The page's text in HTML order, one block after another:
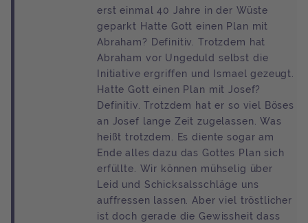
erst einmal 40 Jahre in der Wüste
geparkt Hatte Gott einen Plan mit
Abraham? Definitiv. Trotzdem hat
Abraham vor Ungeduld selbst die
Initiative ergriffen und Ismael gezeugt.
Hatte Gott einen Plan mit Josef?
Definitiv. Trotzdem hat er so viel Böses
an Josef lange Zeit zugelassen. Was
heißt trotzdem. Es diente sogar am
Ende alles dazu das Gottes Plan sich
erfüllte. Wir können mühselig über
Leid und Schicksalsschläge uns
auffressen lassen. Aber viel tröstlicher
ist doch gerade die Gewissheit dass